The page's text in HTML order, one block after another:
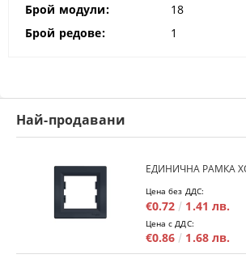
Брой модули:
18
Брой редове:
1
Най-продавани
Цена без ДДС:
€0.72 1.41 лв.
Цена с ДДС:
€0.86 1.68 лв.